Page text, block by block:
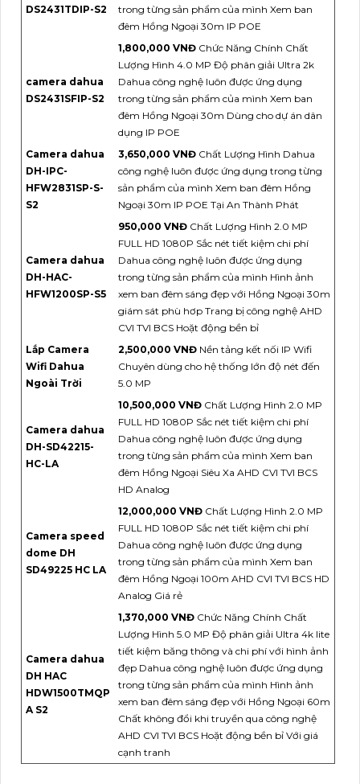
DS2431TDIP-S2
trong từng sản phẩm của mình Xem ban
đêm Hồng Ngoại 30m IP POE
camera dahua
DS2431SFIP-S2
1,800,000 VNĐ Chức Năng Chính Chất
Lượng Hình 4.0 MP Độ phân giải Ultra 2k
Dahua công nghệ luôn được ứng dụng
trong từng sản phẩm của mình Xem ban
đêm Hồng Ngoại 30m Dùng cho dự án dân
dụng IP POE
Camera dahua
DH-IPC-
HFW2831SP-S-
S2
3,650,000 VNĐ Chất Lượng Hình Dahua
công nghệ luôn được ứng dụng trong từng
sản phẩm của mình Xem ban đêm Hồng
Ngoại 30m IP POE Tại An Thành Phát
Camera dahua
DH-HAC-
HFW1200SP-S5
950,000 VNĐ Chất Lượng Hình 2.0 MP
FULL HD 1080P Sắc nét tiết kiệm chi phí
Dahua công nghệ luôn được ứng dụng
trong từng sản phẩm của mình Hình ảnh
xem ban đêm sáng đẹp với Hồng Ngoại 30m
giám sát phù hơp Trang bị công nghệ AHD
CVI TVI BCS Hoặt động bền bỉ
Lắp Camera
Wifi Dahua
Ngoài Trời
2,500,000 VNĐ Nền tảng kết nối IP Wifi
Chuyên dùng cho hệ thống lớn độ nét đến
5.0 MP
Camera dahua
DH-SD42215-
HC-LA
10,500,000 VNĐ Chất Lượng Hình 2.0 MP
FULL HD 1080P Sắc nét tiết kiệm chi phí
Dahua công nghệ luôn được ứng dụng
trong từng sản phẩm của mình Xem ban
đêm Hồng Ngoại Siêu Xa AHD CVI TVI BCS
HD Analog
Camera speed
dome DH
SD49225 HC LA
12,000,000 VNĐ Chất Lượng Hình 2.0 MP
FULL HD 1080P Sắc nét tiết kiệm chi phí
Dahua công nghệ luôn được ứng dụng
trong từng sản phẩm của mình Xem ban
đêm Hồng Ngoại 100m AHD CVI TVI BCS HD
Analog Giá rẻ
Camera dahua
DH HAC
HDW1500TMQP
A S2
1,370,000 VNĐ Chức Năng Chính Chất
Lượng Hình 5.0 MP Độ phân giải Ultra 4k lite
tiết kiệm băng thông và chi phí với hình ảnh
đẹp Dahua công nghệ luôn được ứng dụng
trong từng sản phẩm của mình Hình ảnh
xem ban đêm sáng đẹp với Hồng Ngoại 60m
Chất không đổi khi truyền qua công nghệ
AHD CVI TVI BCS Hoặt động bền bỉ Với giá
cạnh tranh